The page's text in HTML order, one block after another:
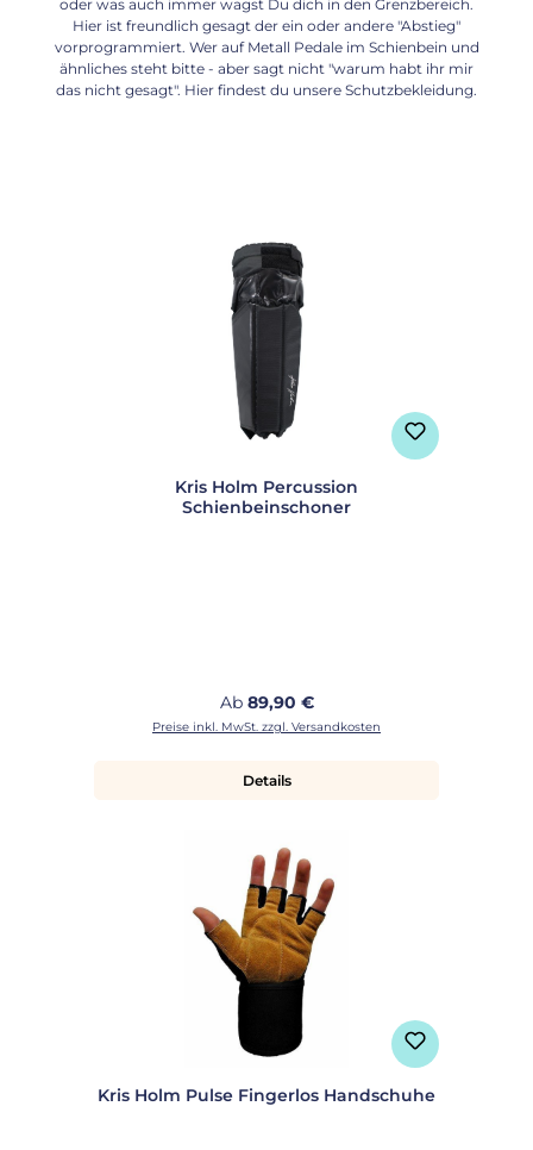
oder was auch immer wagst Du dich in den Grenzbereich.
Hier ist freundlich gesagt der ein oder andere "Abstieg"
vorprogrammiert. Wer auf Metall Pedale im Schienbein und
ähnliches steht bitte - aber sagt nicht "warum habt ihr mir
das nicht gesagt". Hier findest du unsere Schutzbekleidung.
Kris Holm Percussion
Schienbeinschoner
Regulärer Preis:
Ab 89,90 €
Preise inkl. MwSt. zzgl. Versandkosten
Details
Kris Holm Pulse Fingerlos Handschuhe